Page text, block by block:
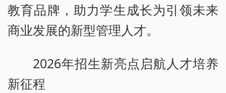
教育品牌，助力学生成长为引领未来
商业发展的新型管理人才。
2026年招生新亮点启航人才培养
新征程